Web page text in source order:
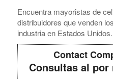
Encuentra mayoristas de
distribuidores que venden
industria en Estados Unidos.
Contact
Consultas al por